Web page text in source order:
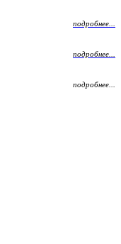
подробнее...
подробнее...
подробнее...